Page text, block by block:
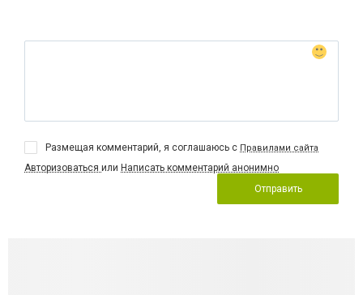
Размещая комментарий, я соглашаюсь с Правилами сайта
Авторизоваться или Написать комментарий анонимно
Отправить